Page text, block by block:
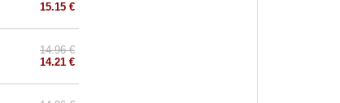
15.15 €
14.96 €
14.21 €